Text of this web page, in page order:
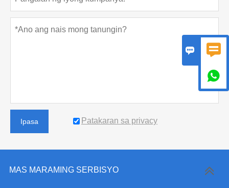
Ipasa Patakaran sa privacy
MAS MARAMING SERBISYO
 
